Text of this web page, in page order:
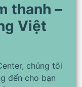
thanh –
Việt
chúng tôi
đến cho bạn